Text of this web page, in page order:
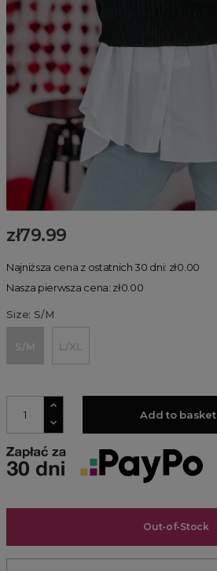
zł79.99
Najniższa cena z ostatnich 30 dni: zł0.00
Nasza pierwsza cena: zł0.00
Size: S/M
S/M L/XL
Add to basket
Out-of-Stock